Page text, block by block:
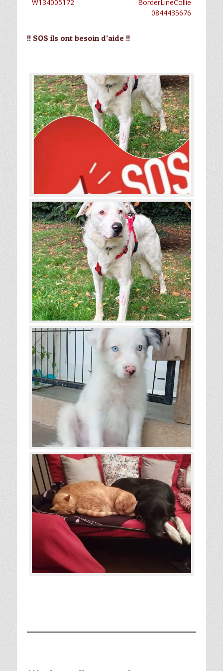
W134005172
BorderLineCollie
0844435676
!! SOS ils ont besoin d’aide !!